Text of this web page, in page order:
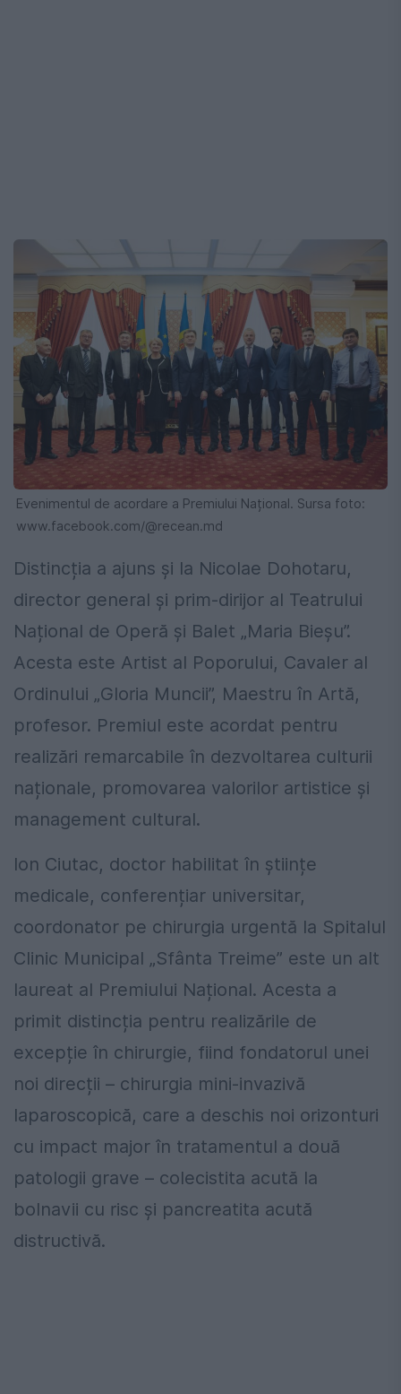
Evenimentul de acordare a Premiului Național. Sursa foto:
www.facebook.com/@recean.md
Distincția a ajuns și la Nicolae Dohotaru,
director general și prim-dirijor al Teatrului
Național de Operă și Balet „Maria Bieșu”.
Acesta este Artist al Poporului, Cavaler al
Ordinului „Gloria Muncii”, Maestru în Artă,
profesor. Premiul este acordat pentru
realizări remarcabile în dezvoltarea culturii
naționale, promovarea valorilor artistice și
management cultural.
Ion Ciutac, doctor habilitat în științe
medicale, conferențiar universitar,
coordonator pe chirurgia urgentă la Spitalul
Clinic Municipal „Sfânta Treime” este un alt
laureat al Premiului Național. Acesta a
primit distincția pentru realizările de
excepție în chirurgie, fiind fondatorul unei
noi direcții – chirurgia mini-invazivă
laparoscopică, care a deschis noi orizonturi
cu impact major în tratamentul a două
patologii grave – colecistita acută la
bolnavii cu risc și pancreatita acută
distructivă.